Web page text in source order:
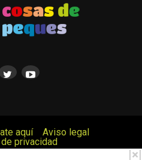
|×|
aquí
Aviso legal
privacidad
los derechos reservados.